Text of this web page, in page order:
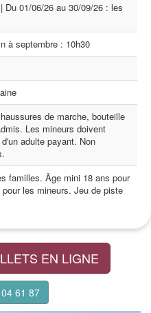
01/06/26 au 30/09/26 : les
à septembre : 10h30
de marche, bouteille
Les mineurs doivent
adulte payant. Non
familles. Âge mini 18 ans pour
les mineurs. Jeu de piste
EN LIGNE
61 87